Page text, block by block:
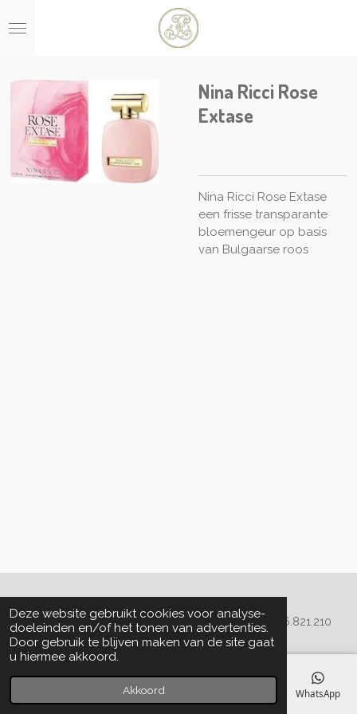
Deze website gebruikt cookies voor analyse-
doeleinden en/of het tonen van advertenties.
Door gebruik te blijven maken van de site gaat
u hiermee akkoord.
Akkoord
direct
hoofdinhoud
Nina Ricci Rose
Extase
Nina Ricci Rose Extase
een frisse transparante
bloemengeur op basis
van Bulgaarse roos
© 2020 - 2022 La Perla Skin & Beauty - BTW: BE
0466.821.210
Telefoonnummer WhatsApp